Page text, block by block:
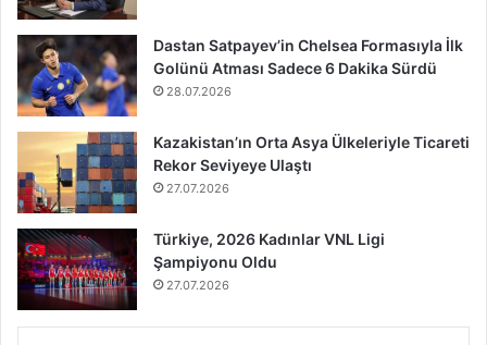
Dastan Satpayev’in Chelsea Formasıyla İlk
Golünü Atması Sadece 6 Dakika Sürdü
28.07.2026
Kazakistan’ın Orta Asya Ülkeleriyle Ticareti
Rekor Seviyeye Ulaştı
27.07.2026
Türkiye, 2026 Kadınlar VNL Ligi
Şampiyonu Oldu
27.07.2026